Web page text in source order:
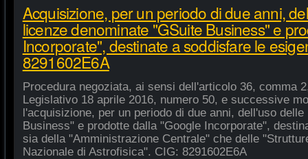
Acquisizione, per un periodo di due anni,
licenze denominate "GSuite Business" e
Incorporate", destinate a soddisfare le
8291602E6A
Procedura negoziata, ai sensi dell'articolo 36, comma
Legislativo 18 aprile 2016, numero 50, e successive
l'acquisizione, per un periodo di due anni, dell'uso
Business" e prodotte dalla "Google Incorporate",
sia della "Amministrazione Centrale" che delle
Nazionale di Astrofisica". CIG: 8291602E6A